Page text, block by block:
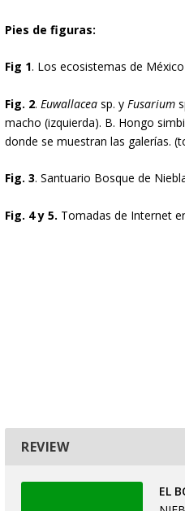
Pies de figuras:
Fig 1. Los ecosistemas de
Fig. 2. Euwallacea sp. y Fusarium
macho (izquierda). B. Hongo
donde se muestran las galerías.
Fig. 3. Santuario Bosque de
Fig. 4 y 5. Tomadas de Internet
REVIEW
EL